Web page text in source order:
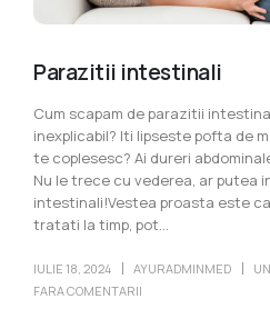
Parazitii intestinali
Cum scapam de parazitii
inexplicabil? Iti lipseste pofta de
te coplesesc? Ai dureri
Nu le trece cu vederea, ar putea
intestinali!Vestea proasta este
tratati la timp, pot...
IULIE 18, 2024 AYURADMINMED
FARA COMENTARII